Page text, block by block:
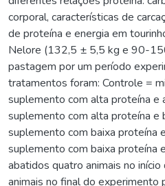
corporal, características de
de proteína e energia em
Nelore (132,5 ± 5,5 kg e 90-
pastagem por um período
tratamentos foram: Controle =
suplemento com alta proteína e
suplemento com alta proteína e
suplemento com baixa proteína
suplemento com baixa proteína
abatidos quatro animais no
animais no final do experimento